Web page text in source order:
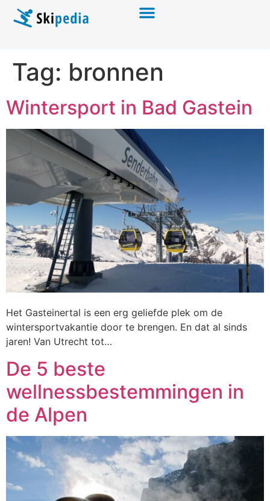
Tag: bronnen
Wintersport in Bad Gastein
Het Gasteinertal is een erg geliefde plek om de
wintersportvakantie door te brengen. En dat al sinds
jaren! Van Utrecht tot…
De 5 beste
wellnessbestemmingen in
de Alpen